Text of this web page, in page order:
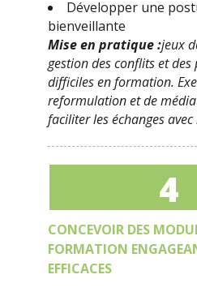
Développer une
bienveillante
Mise en pratique :jeux
gestion des conflits et
difficiles en formation.
reformulation et de
faciliter les échanges
4
CONCEVOIR DES
FORMATION
EFFICACES